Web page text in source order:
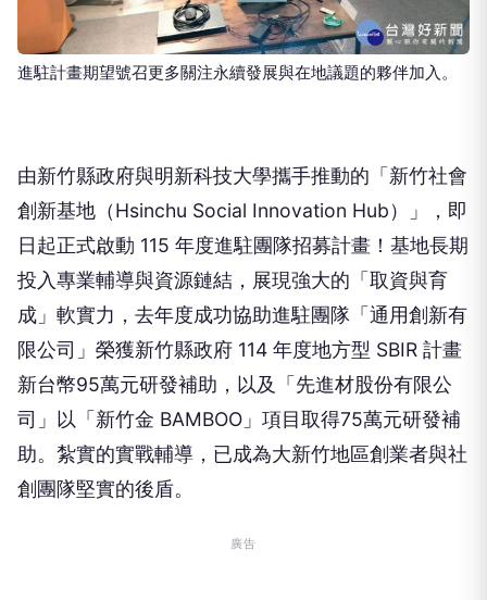
進駐計畫期望號召更多關注永續發展與在地議題的夥伴加入。
由新竹縣政府與明新科技大學攜手推動的「新竹社會
創新基地（Hsinchu Social Innovation Hub）」，即
日起正式啟動 115 年度進駐團隊招募計畫！基地長期
投入專業輔導與資源鏈結，展現強大的「取資與育
成」軟實力，去年度成功協助進駐團隊「通用創新有
限公司」榮獲新竹縣政府 114 年度地方型 SBIR 計畫
新台幣95萬元研發補助，以及「先進材股份有限公
司」以「新竹金 BAMBOO」項目取得75萬元研發補
助。紮實的實戰輔導，已成為大新竹地區創業者與社
創團隊堅實的後盾。
廣告